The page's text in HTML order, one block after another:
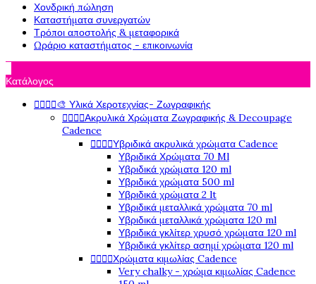
Χονδρική πώληση
Καταστήματα συνεργατών
Τρόποι αποστολής & μεταφορικά
Ωράριο καταστήματος - επικοινωνία
Κατάλογος
🎨 Υλικά Χεροτεχνίας- Ζωγραφικής
Ακρυλικά Χρώματα Ζωγραφικής & Decoupage
Cadence
Υβριδικά ακρυλικά χρώματα Cadence
Υβριδικά Χρώματα 70 Ml
Υβριδικά χρώματα 120 ml
Υβριδικά χρώματα 500 ml
Υβριδικά χρώματα 2 lt
Υβριδικά μεταλλικά χρώματα 70 ml
Υβριδικά μεταλλικά χρώματα 120 ml
Υβριδικά γκλίτερ χρυσό χρώματα 120 ml
Υβριδικά γκλίτερ ασημί χρώματα 120 ml
Χρώματα κιμωλίας Cadence
Very chalky - χρώμα κιμωλίας Cadence